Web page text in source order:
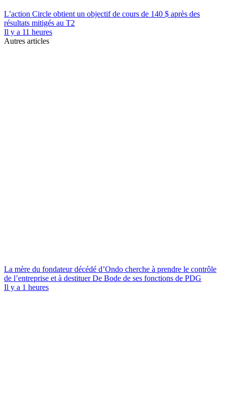
L’action Circle obtient un objectif de cours de 140 $ après des
résultats mitigés au T2
Il y a 11 heures
Autres articles
La mère du fondateur décédé d’Ondo cherche à prendre le contrôle
de l’entreprise et à destituer De Bode de ses fonctions de PDG
Il y a 1 heures